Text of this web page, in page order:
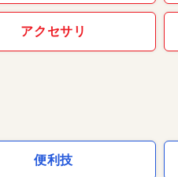
アクセサリ
便利技